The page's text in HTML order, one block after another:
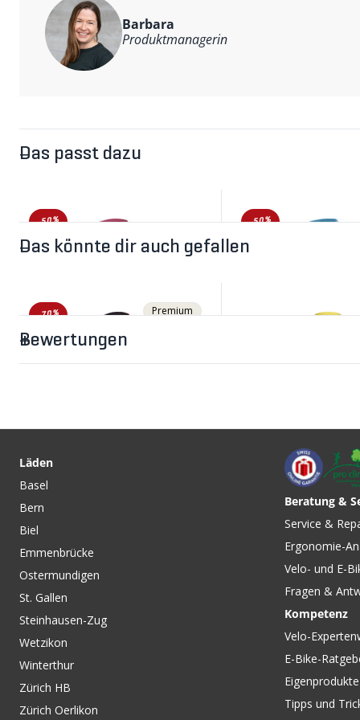
Weitere Informationen
Hauptmaterial: 68% Polyamid, 26% Polyester, 6% Elastan
Barbara
Produktmanagerin
Das passt dazu
-50%
Kurzarmtrikot Malaga von
-50%
Kurzarmtrikot Blue
LÖFFLER
Das könnte dir auch gefallen
-70% Premium
CHF 43.90
WPM POCKET Damen-
Windweste Poppy Red von
LÖFFLER
CHF 99.90
CORE Damen-
Celery/White
Bewertungen
Läden
Basel
Bern
Biel
Emmenbrücke
Ostermundigen
St. Gallen
Steinhausen-Zug
Wetzikon
Winterthur
Zürich HB
Zürich Oerlikon
Beratung &
Service &
Ergonomie-
Velo- und E-
Fragen &
Kompetenz
Velo-
E-Bike-
Eigenprodukte
Tipps und